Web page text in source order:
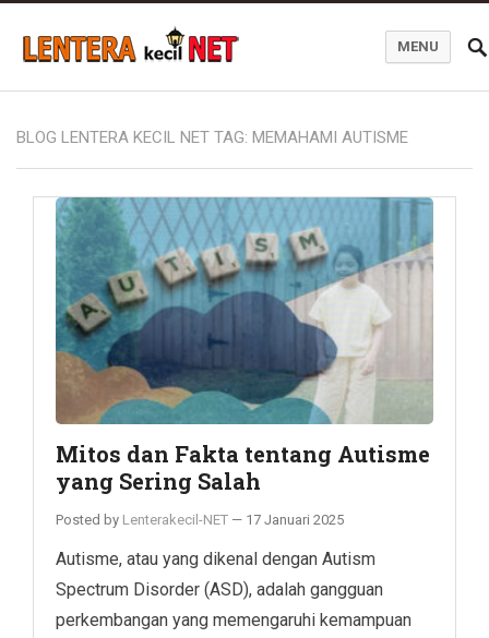
MENU
BLOG LENTERA KECIL NET TAG: MEMAHAMI AUTISME
Mitos dan Fakta tentang Autisme
yang Sering Salah
Posted by Lenterakecil-NET — 17 Januari 2025
Autisme, atau yang dikenal dengan Autism
Spectrum Disorder (ASD), adalah gangguan
perkembangan yang memengaruhi kemampuan